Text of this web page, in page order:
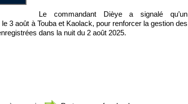
Le commandant Dièye a signalé qu’un
3 août à Touba et Kaolack, pour renforcer la gestion des
dans la nuit du 2 août 2025.